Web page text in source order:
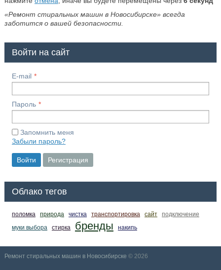
«Ремонт стиральных машин в Новосибирске» всегда
заботится о вашей безопасности.
Войти на сайт
E-mail
Пароль
Запомнить меня
Забыли пароль?
Войти Регистрация
Облако тегов
поломка природа чистка транспортировка сайт
подключение
муки выбора
стирка бренды накипь
Ремонт стиральных машин в Новосибирске © 2026